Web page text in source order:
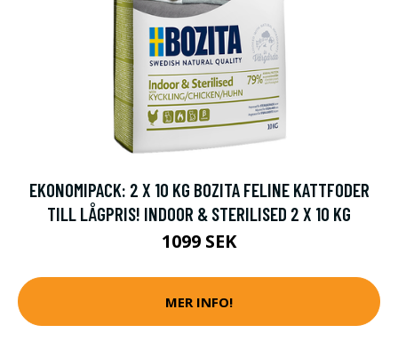
EKONOMIPACK: 2 X 10 KG BOZITA FELINE KATTFODER
TILL LÅGPRIS! INDOOR & STERILISED 2 X 10 KG
1099 SEK
MER INFO!